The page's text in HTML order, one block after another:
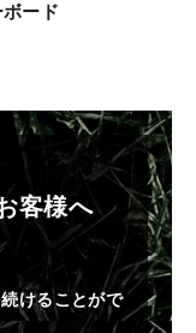
ード
客様へ
けることがで